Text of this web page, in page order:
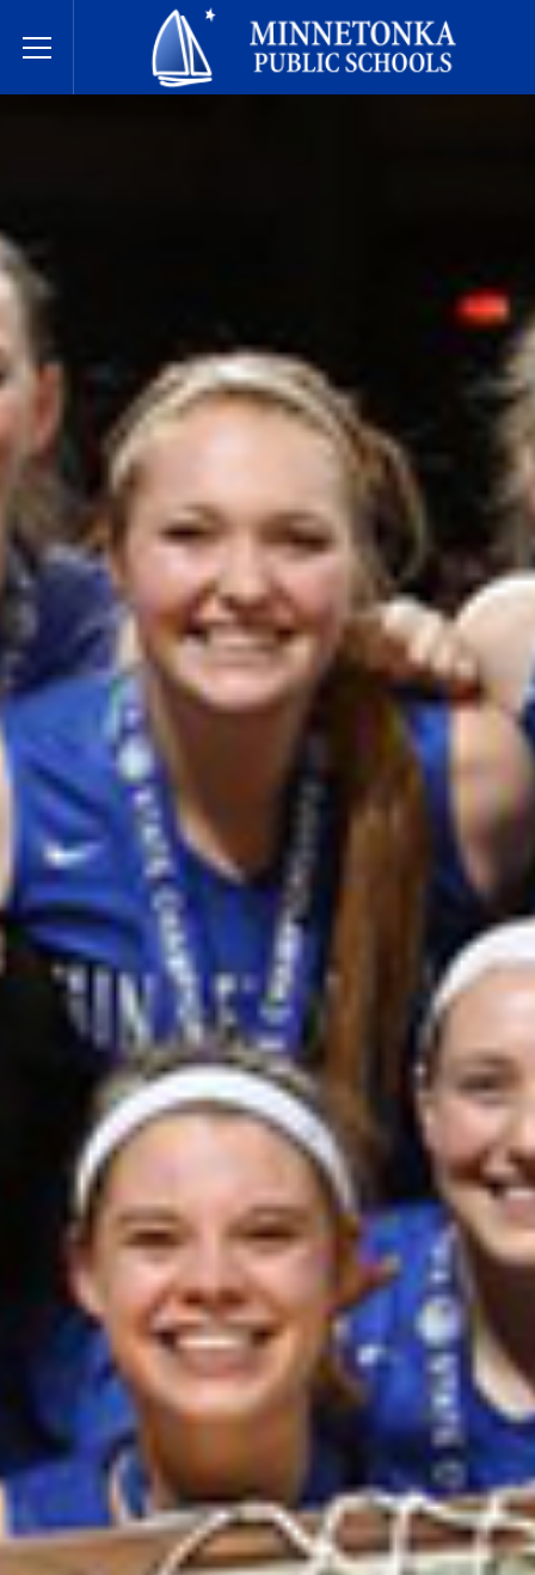
Toggle Menu
Государственные школы Миннетонки